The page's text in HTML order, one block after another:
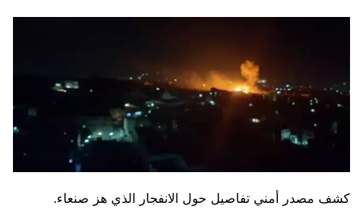
كشف مصدر أمني تفاصيل حول الانفجار الذي هز صنعاء.